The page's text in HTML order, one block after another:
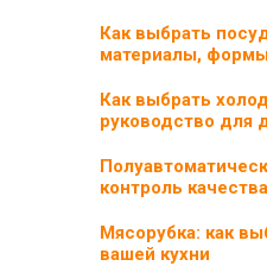
Как выбрать
материалы,
Как выбрать
руководство для
контроль
Мясорубка: как
вашей кухни